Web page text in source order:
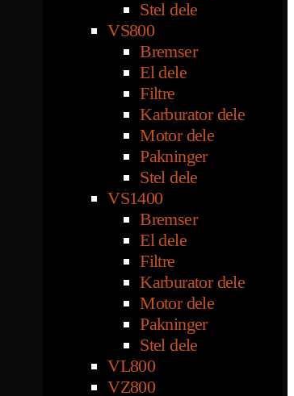
Stel dele
VS800
Bremser
El dele
Filtre
Karburator dele
Motor dele
Pakninger
Stel dele
VS1400
Bremser
El dele
Filtre
Karburator dele
Motor dele
Pakninger
Stel dele
VL800
VZ800